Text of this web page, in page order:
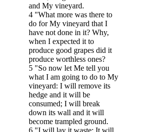
and My vineyard.
4 "What more was there to
do for My vineyard that I
have not done in it? Why,
when I expected it to
produce good grapes did it
produce worthless ones?
5 "So now let Me tell you
what I am going to do to My
vineyard: I will remove its
hedge and it will be
consumed; I will break
down its wall and it will
become trampled ground.
6 "I will lay it waste; It will